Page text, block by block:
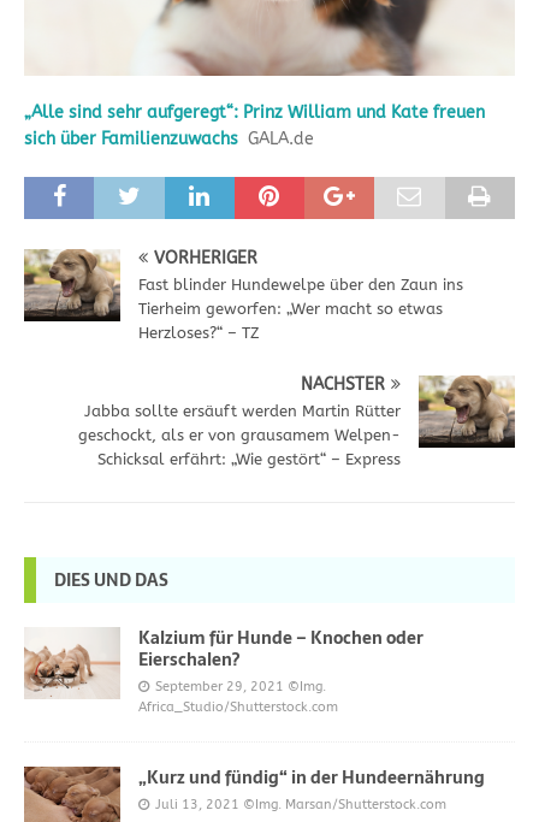
„Alle sind sehr aufgeregt“: Prinz William und Kate freuen
sich über Familienzuwachs GALA.de
VORHERIGER
Fast blinder Hundewelpe über den Zaun ins
Tierheim geworfen: „Wer macht so etwas
Herzloses?“ – TZ
NÄCHSTER
Jabba sollte ersäuft werden Martin Rütter
geschockt, als er von grausamem Welpen-
Schicksal erfährt: „Wie gestört“ – Express
DIES UND DAS
Kalzium für Hunde – Knochen oder
Eierschalen?
September 29, 2021 ©Img.
Africa_Studio/Shutterstock.com
„Kurz und fündig“ in der Hundeernährung
Juli 13, 2021 ©Img. Marsan/Shutterstock.com